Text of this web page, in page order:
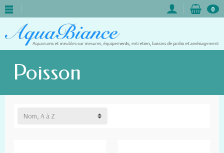
0
Poisson
Nom, A à Z